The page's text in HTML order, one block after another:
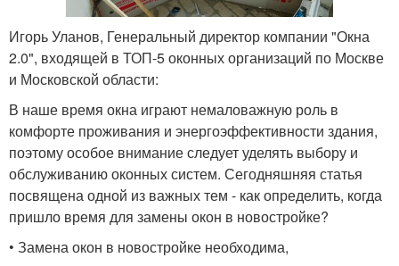
Игорь Уланов, Генеральный директор компании "Окна
2.0", входящей в ТОП-5 оконных организаций по Москве
и Московской области:
В наше время окна играют немаловажную роль в
комфорте проживания и энергоэффективности здания,
поэтому особое внимание следует уделять выбору и
обслуживанию оконных систем. Сегодняшняя статья
посвящена одной из важных тем - как определить, когда
пришло время для замены окон в новостройке?
• Замена окон в новостройке необходима,